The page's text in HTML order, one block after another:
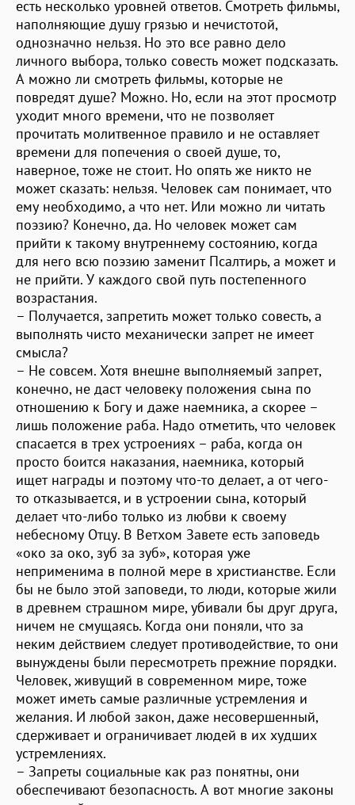
есть несколько уровней ответов. Смотреть фильмы,
наполняющие душу грязью и нечистотой,
однозначно нельзя. Но это все равно дело
личного выбора, только совесть может подсказать.
А можно ли смотреть фильмы, которые не
повредят душе? Можно. Но, если на этот просмотр
уходит много времени, что не позволяет
прочитать молитвенное правило и не оставляет
времени для попечения о своей душе, то,
наверное, тоже не стоит. Но опять же никто не
может сказать: нельзя. Человек сам понимает, что
ему необходимо, а что нет. Или можно ли читать
поэзию? Конечно, да. Но человек может сам
прийти к такому внутреннему состоянию, когда
для него всю поэзию заменит Псалтирь, а может и
не прийти. У каждого свой путь постепенного
возрастания.
– Получается, запретить может только совесть, а
выполнять чисто механически запрет не имеет
смысла?
– Не совсем. Хотя внешне выполняемый запрет,
конечно, не даст человеку положения сына по
отношению к Богу и даже наемника, а скорее –
лишь положение раба. Надо отметить, что человек
спасается в трех устроениях – раба, когда он
просто боится наказания, наемника, который
ищет награды и поэтому что-то делает, а от чего-
то отказывается, и в устроении сына, который
делает что-либо только из любви к своему
небесному Отцу. В Ветхом Завете есть заповедь
«око за око, зуб за зуб», которая уже
неприменима в полной мере в христианстве. Если
бы не было этой заповеди, то люди, которые жили
в древнем страшном мире, убивали бы друг друга,
ничем не смущаясь. Когда они поняли, что за
неким действием следует противодействие, то они
вынуждены были пересмотреть прежние порядки.
Человек, живущий в современном мире, тоже
может иметь самые различные устремления и
желания. И любой закон, даже несовершенный,
сдерживает и ограничивает людей в их худших
устремлениях.
– Запреты социальные как раз понятны, они
обеспечивают безопасность. А вот многие законы